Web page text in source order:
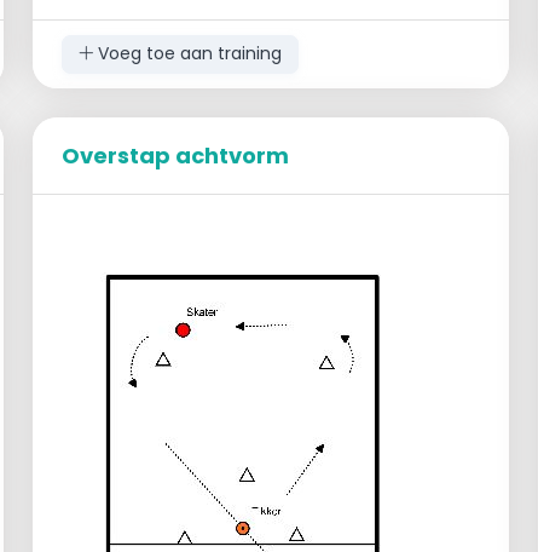
Teams en Kegels
Elk team heeft op 25 meter voor zich een
kegel staan.
het team schuin naar de kegel die
tegenover de andere ploeg staat en legt
deze neer.
Daarna loopt die verder naar de eigen
kegel, zet die recht en skate weer terug
De volgende persoon vertrekt en doet
hetzelfde.
Na een tijdje zal een team een voorsprong
Vanaf het moment dat je aan je eigen
Voeg toe aan training
Overstap achtvorm